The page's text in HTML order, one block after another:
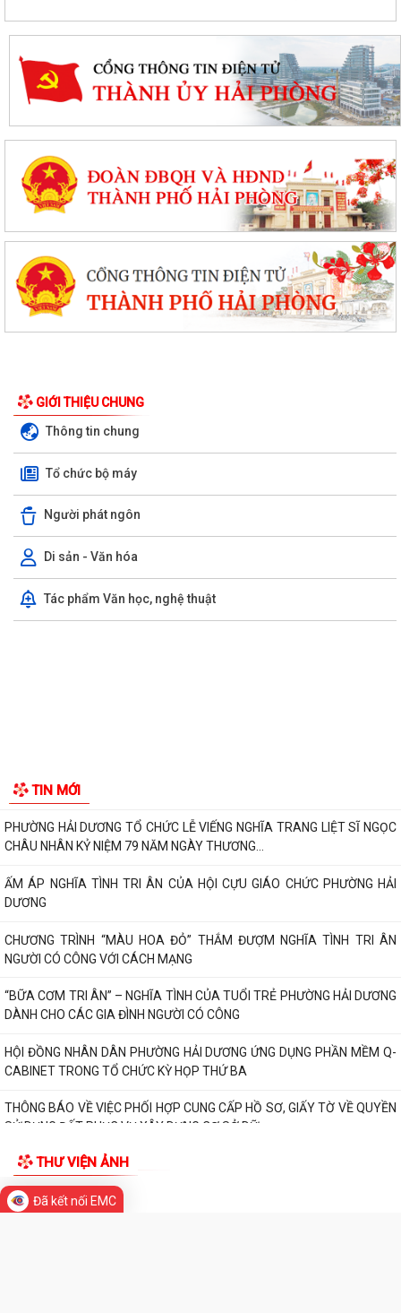
GIỚI THIỆU CHUNG
Thông tin chung
Tổ chức bộ máy
Người phát ngôn
Di sản - Văn hóa
Tác phẩm Văn học, nghệ thuật
CÁC TỔ CHỨC
Triển khai thực hiện Thông báo Kết luận của Phó thủ tướng Chính phủ
Phạm Thị Thanh Trà về bảo vệ...
Triển khai thực hiện Kế hoạch 241/KH-SYT về thực hiện Kế hoạch số
212/KH-UBND ngày 12/6/2026 của...
Triển khai hoạt động của Kế hoạch 237/KH-SYT về phòng, chống suy
dinh dưỡng, cải thiện tình trạng...
PHƯỜNG HẢI DƯƠNG THAM DỰ HỘI NGHỊ TRỰC TUYẾN NGHE BÁO
CÁO TIẾN ĐỘ THỰC HIỆN KẾ HOẠCH SỐ 150/KH-UBND
HẢI PHÒNG QUYẾT TÂM TẠO ĐỘT PHÁ TĂNG TRƯỞNG KINH TẾ, PHẤN
ĐẤU GRDP GIAI ĐOẠN 2026 - 2030 ĐẠT BÌNH...
HỘI LIÊN HIỆP PHỤ NỮ PHƯỜNG HẢI DƯƠNG TỔ CHỨC TUYÊN TRUYỀN
PHƯỜNG HẢI DƯƠNG THAM DỰ HỘI NGHỊ TOÀN QUỐC NGHIÊN CỨU,
HỌC TẬP, QUÁN TRIỆT VÀ TRIỂN KHAI THỰC HIỆN...
Đã kết nối EMC